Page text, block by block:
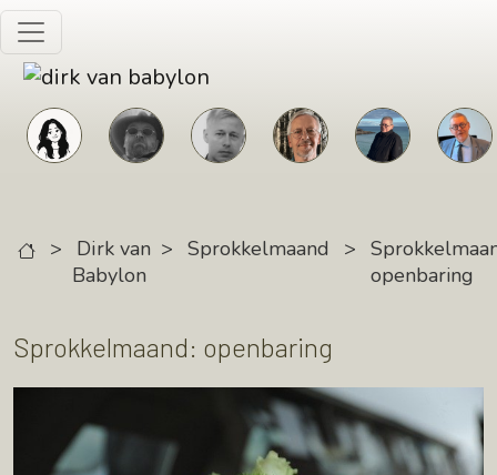
Skip to main content
>
Dirk van
Babylon
> Sprokkelmaand >
openbaring
Sprokkelmaand: openbaring